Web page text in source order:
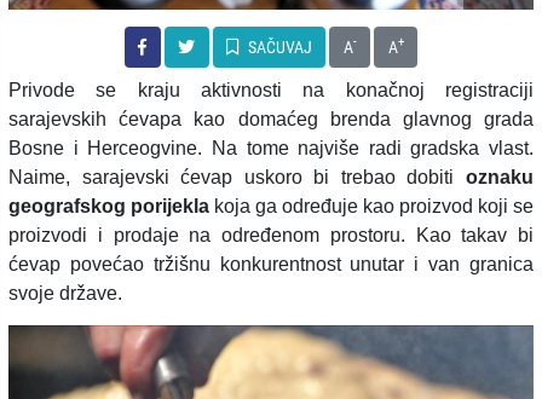
SAČUVAJ A- A+
Privode se kraju aktivnosti na konačnoj registraciji
sarajevskih ćevapa kao domaćeg brenda glavnog grada
Bosne i Herceogvine. Na tome najviše radi gradska vlast.
Naime, sarajevski ćevap uskoro bi trebao dobiti oznaku
geografskog porijekla koja ga određuje kao proizvod koji se
proizvodi i prodaje na određenom prostoru. Kao takav bi
ćevap povećao tržišnu konkurentnost unutar i van granica
svoje države.